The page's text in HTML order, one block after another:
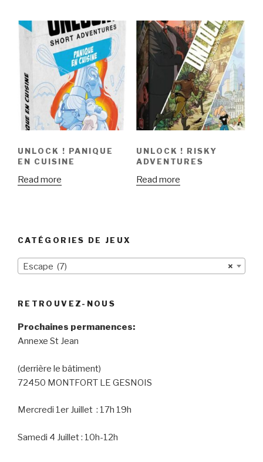
UNLOCK ! PANIQUE
EN CUISINE
Read more
UNLOCK ! RISKY
ADVENTURES
Read more
CATÉGORIES DE JEUX
×
Escape (7)
RETROUVEZ-NOUS
Prochaines permanences:
Annexe St Jean
(derrière le bâtiment)
72450 MONTFORT LE GESNOIS
Mercredi 1er Juillet : 17h 19h
Samedi 4 Juillet : 10h-12h